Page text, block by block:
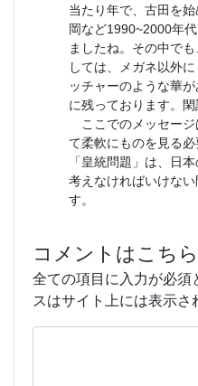
当たり年で、古田を
岡など1990~2000年
ましたね。その中で
しては、メガネ以外
ッチャーのような華
に残っております。閑
ここでのメッセージ
て柔軟にものを見る
「皇統問題」は、日
考えなければいけな
す。
コメントはこち
全ての項目に入力が必須
スはサイト上には表示さ